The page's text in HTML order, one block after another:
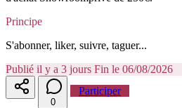
Principe
S'abonner, liker, suivre, taguer...
Publié il y a 3 jours Fin le 06/08/2026
0
Participer